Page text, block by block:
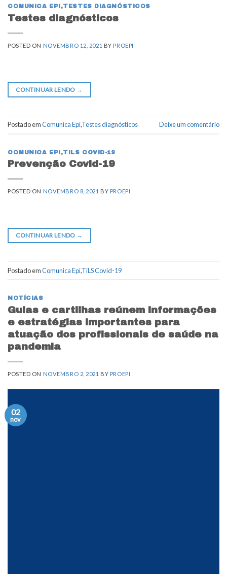
COMUNICA EPI,TESTES DIAGNÓSTICOS
Testes diagnósticos
POSTED ON NOVEMBRO 12, 2021 BYPROEPI
CONTINUAR LENDO →
Postado emComunica Epi,Testes diagnósticos Deixe um comentário
COMUNICA EPI,TILS COVID-19
Prevenção Covid-19
POSTED ON NOVEMBRO 8, 2021 BY PROEPI
CONTINUAR LENDO →
Postado emComunica Epi,TiLS Covid-19
NOTÍCIAS
Guias e cartilhas reúnem informações
e estratégias importantes para
atuação dos profissionais de saúde na
pandemia
POSTED ON NOVEMBRO 2, 2021 BY PROEPI
02
nov